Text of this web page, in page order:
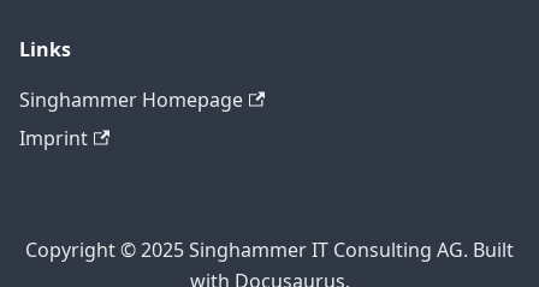
Links
Singhammer Homepage
Imprint
Copyright © 2025 Singhammer IT Consulting AG. Built
with Docusaurus.